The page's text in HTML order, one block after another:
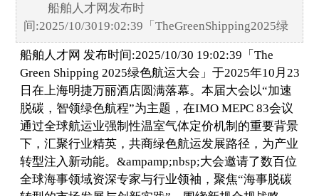
船舶人才网发布时
间:2025/10/3019:02:39「TheGreenShipping2025绿
船舶人才网 发布时间:2025/10/30 19:02:39「The
Green Shipping 2025绿色航运大会」于2025年10月23
日在上海明捷万丽酒店圆满落幕。本届大会以“加速
脱碳，智领绿色航程”为主题，在IMO MEPC 83会议
通过全球航运业强制性温室气体定价机制的重要背景
下，汇聚行业精英，共商绿色航运发展路径，为产业
转型注入新动能。&ampamp;nbsp;大会邀请了数百位
全球海事领域资深专家与行业领袖，聚焦“海事脱碳